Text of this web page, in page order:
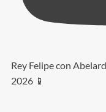
Rey Felipe con
2026 📱